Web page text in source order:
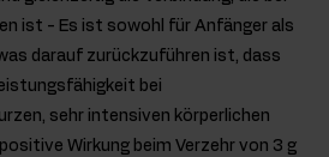
ist - Es ist sowohl für Anfänger als
darauf zurückzuführen ist, dass
bei
sehr intensiven körperlichen
Wirkung beim Verzehr von 3 g